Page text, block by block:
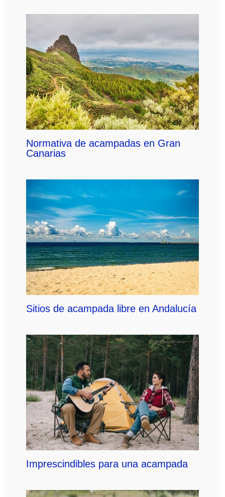
Normativa de acampadas en Gran
Canarias
Sitios de acampada libre en Andalucía
Imprescindibles para una acampada